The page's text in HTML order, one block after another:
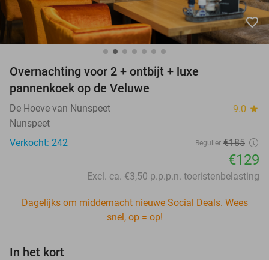
favorite_border
Overnachting voor 2 + ontbijt + luxe
pannenkoek op de Veluwe
De Hoeve van Nunspeet 9.0 star
Nunspeet
Verkocht: 242
Regulier €185
€129
Excl. ca. €3,50 p.p.p.n. toeristenbelasting
Dagelijks om middernacht nieuwe Social Deals. Wees
snel, op = op!
In het kort